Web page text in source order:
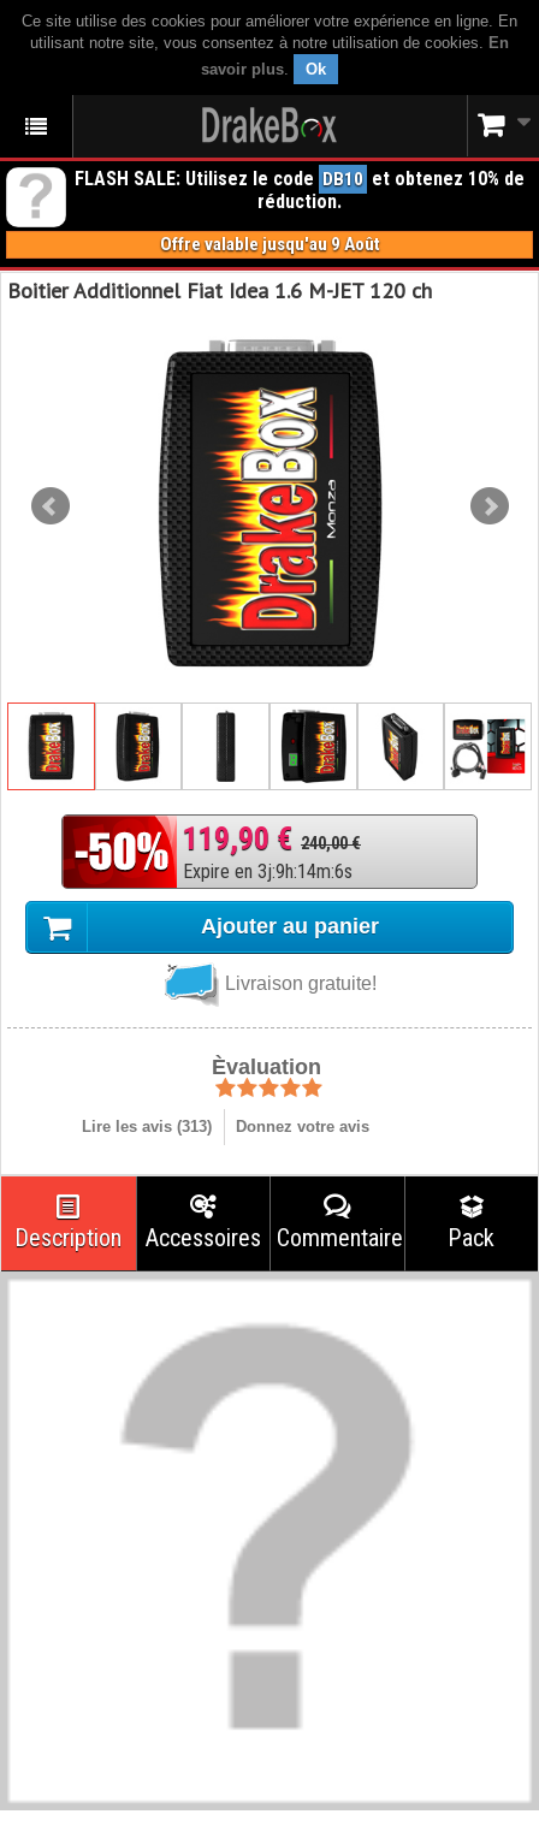
Ce site utilise des cookies pour améliorer votre expérience en ligne. En
utilisant notre site, vous consentez à notre utilisation de cookies. En
savoir plus. Ok
FLASH SALE: Utilisez le code DB10 et obtenez 10% de
réduction.
Offre valable jusqu'au 9 Août
Boitier Additionnel Fiat Idea 1.6 M-JET 120 ch
119,90 € 240,00 €
Expire en 3j:9h:14m:5s
Ajouter au panier
Livraison gratuite!
Èvaluation
Lire les avis (313) Donnez votre avis
Description Accessoires Commentaires Pack